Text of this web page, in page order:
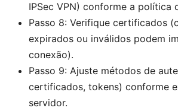
IPSec VPN) conforme a política
Passo 8: Verifique certificados
expirados ou inválidos podem
conexão).
Passo 9: Ajuste métodos de
certificados, tokens) conforme
servidor.